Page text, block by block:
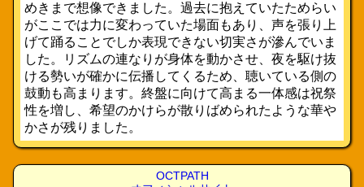
めきまで想像できました。過去に抱えていたためらい
がここでは力に変わっていた場面もあり、声を張り上
げて踊ることでしか表現できない切実さが滲んでいま
した。リズムの連なりが身体を動かさせ、夜を駆け抜
ける勢いが確かに伝播してくるため、聴いている側の
鼓動も高まります。終盤に向けて高まる一体感は祝祭
性を増し、希望のかけらが散りばめられたような華や
かさが残りました。
OCTPATH